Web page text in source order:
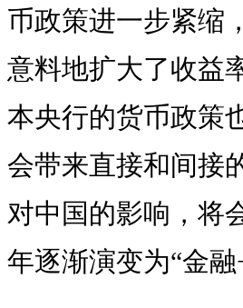
币政策进一步紧缩
意料地扩大了收益
本央行的货币政策
会带来直接和间接
对中国的影响，将
年逐渐演变为“金